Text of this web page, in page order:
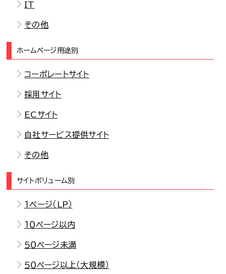
IT
その他
ホームページ用途別
コーポレートサイト
採用サイト
ECサイト
自社サービス提供サイト
その他
サイトボリューム別
１ページ（LP）
１０ページ以内
５０ページ未満
５０ページ以上（大規模）